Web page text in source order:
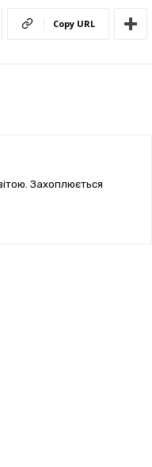
Copy URL
Захоплюється